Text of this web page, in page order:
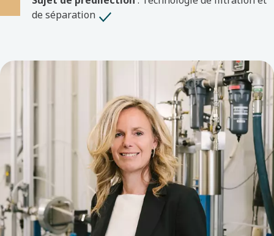
de séparation